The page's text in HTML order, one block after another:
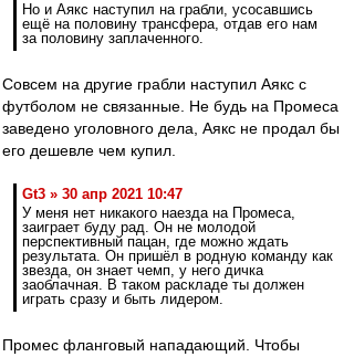
Но и Аякс наступил на грабли, усосавшись
ещё на половину трансфера, отдав его нам
за половину заплаченного.
Совсем на другие грабли наступил Аякс с
футболом не связанные. Не будь на Промеса
заведено уголовного дела, Аякс не продал бы
его дешевле чем купил.
Gt3 » 30 апр 2021 10:47
У меня нет никакого наезда на Промеса,
заиграет буду рад. Он не молодой
перспективный пацан, где можно ждать
результата. Он пришёл в родную команду как
звезда, он знает чемп, у него дичка
заоблачная. В таком раскладе ты должен
играть сразу и быть лидером.
Промес фланговый нападающий. Чтобы